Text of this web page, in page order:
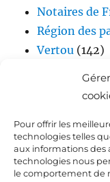
Pour offrir les
technologies telles
aux informations des
technologies nous
le comportement de
Notaires de
Région des
Vertou (142)